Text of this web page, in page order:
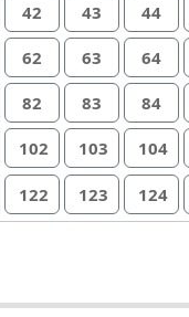
42 43 44
62 63 64
82 83 84
102 103 104
122 123 124